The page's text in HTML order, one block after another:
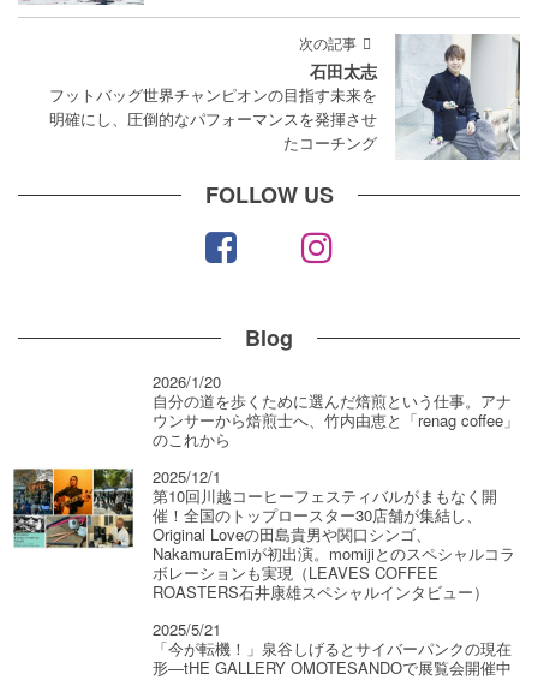
次の記事
石田太志
フットバッグ世界チャンピオンの目指す未来を
明確にし、圧倒的なパフォーマンスを発揮させ
たコーチング
FOLLOW US
Blog
2026/1/20
自分の道を歩くために選んだ焙煎という仕事。アナ
ウンサーから焙煎士へ、竹内由恵と「renag coffee」
のこれから
2025/12/1
第10回川越コーヒーフェスティバルがまもなく開
催！全国のトップロースター30店舗が集結し、
Original Loveの田島貴男や関口シンゴ、
NakamuraEmiが初出演。momijiとのスペシャルコラ
ボレーションも実現（LEAVES COFFEE
ROASTERS石井康雄スペシャルインタビュー）
2025/5/21
「今が転機！」泉谷しげるとサイバーパンクの現在
形―tHE GALLERY OMOTESANDOで展覧会開催中